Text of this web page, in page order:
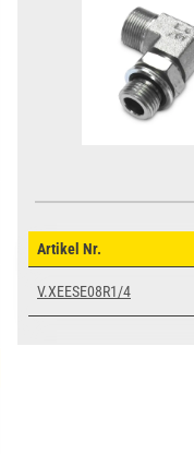
Artikel Nr.
V.XEESE08R1/4